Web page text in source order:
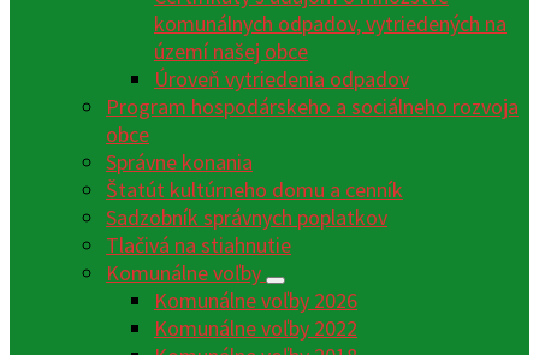
komunálnych odpadov, vytriedených na
území našej obce
Úroveň vytriedenia odpadov
Program hospodárskeho a sociálneho rozvoja
obce
Správne konania
Štatút kultúrneho domu a cenník
Sadzobník správnych poplatkov
Tlačivá na stiahnutie
Komunálne voľby
Komunálne voľby 2026
Komunálne voľby 2022